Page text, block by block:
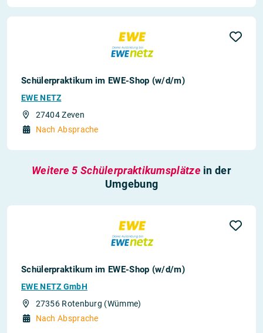
Schülerpraktikum im EWE-Shop (w/d/m)
EWE NETZ
27404 Zeven
Nach Absprache
Weitere 5 Schülerpraktikumsplätze in der
Umgebung
Schülerpraktikum im EWE-Shop (w/d/m)
EWE NETZ GmbH
27356 Rotenburg (Wümme)
Nach Absprache